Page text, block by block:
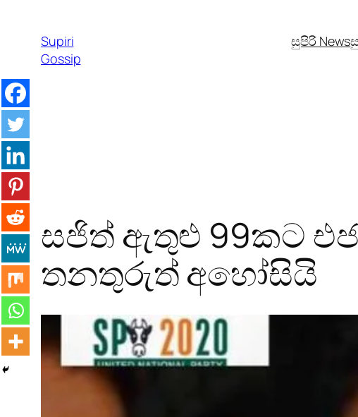
contentSupiri
Gossip
සුපිරි News
සජිත් ඇතුළු 99කට
තනතුරුත් අහෝසියි